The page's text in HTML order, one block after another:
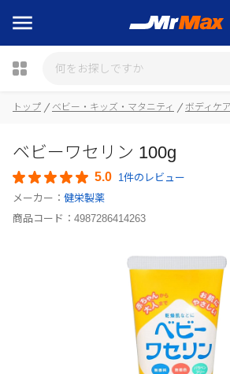
瓶詰
トップ ベビー・キッズ・マタニティ ボディケ
ベビーワセリン 100g
5.0 1件のレビュー
メーカー： 健栄製薬
商品コード： 4987286414263